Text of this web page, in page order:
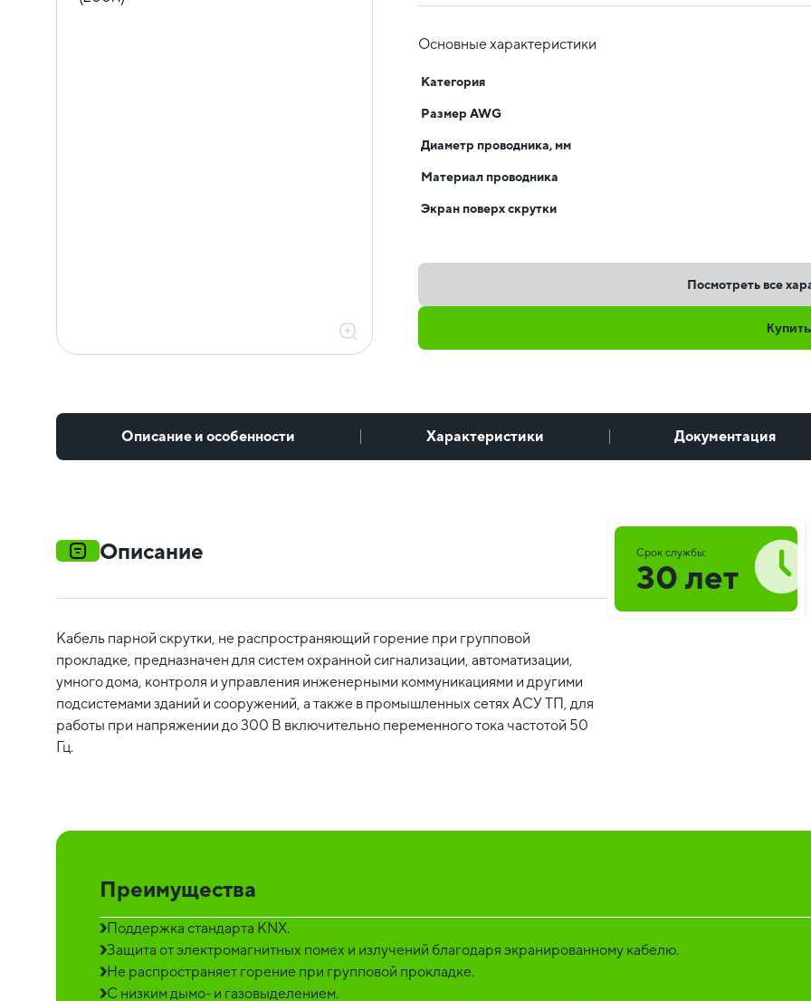
Основные характеристики
Категория
Размер AWG
Диаметр проводника, мм
Материал проводника
Экран поверх скрутки
Посмотреть все
Купить
Описание и особенности Характеристики Документация
Описание
Кабель парной скрутки, не распространяющий горение при групповой
прокладке, предназначен для систем охранной сигнализации, автоматизации,
умного дома, контроля и управления инженерными коммуникациями и другими
подсистемами зданий и сооружений, а также в промышленных сетях АСУ ТП, для
работы при напряжении до 300 В включительно переменного тока частотой 50
Гц.
Срок службы:
30 лет
Преимущества
Поддержка стандарта KNX.
Защита от электромагнитных помех и излучений благодаря экранированному кабелю.
Не распространяет горение при групповой прокладке.
С низким дымо- и газовыделением.